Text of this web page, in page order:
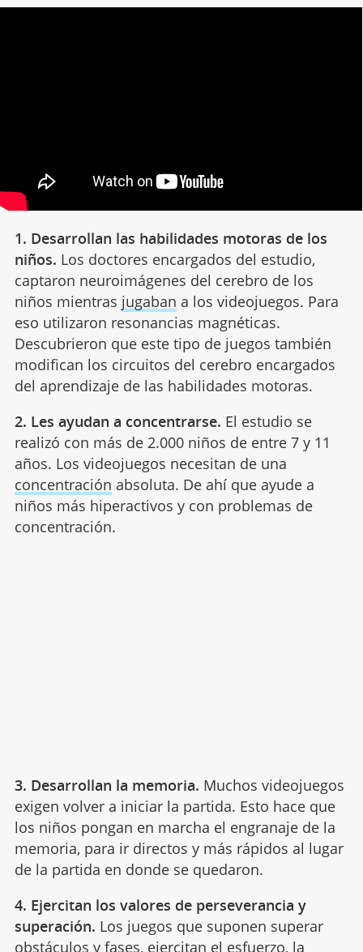
1. Desarrollan las habilidades motoras de los
niños. Los doctores encargados del estudio,
captaron neuroimágenes del cerebro de los
niños mientras jugaban a los videojuegos. Para
eso utilizaron resonancias magnéticas.
Descubrieron que este tipo de juegos también
modifican los circuitos del cerebro encargados
del aprendizaje de las habilidades motoras.
2. Les ayudan a concentrarse. El estudio se
realizó con más de 2.000 niños de entre 7 y 11
años. Los videojuegos necesitan de una
concentración absoluta. De ahí que ayude a
niños más hiperactivos y con problemas de
concentración.
3. Desarrollan la memoria. Muchos videojuegos
exigen volver a iniciar la partida. Esto hace que
los niños pongan en marcha el engranaje de la
memoria, para ir directos y más rápidos al lugar
de la partida en donde se quedaron.
4. Ejercitan los valores de perseverancia y
superación. Los juegos que suponen superar
obstáculos y fases, ejercitan el esfuerzo, la